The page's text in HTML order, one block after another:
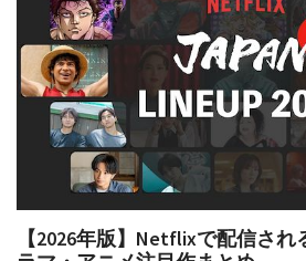
【2026年版】Netflixで配信さ